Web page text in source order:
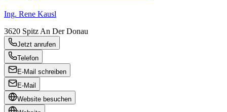
Ing. Rene Kausl
3620 Spitz An Der Donau
Jetzt anrufen
Telefon
E-Mail schreiben
E-Mail
Website besuchen